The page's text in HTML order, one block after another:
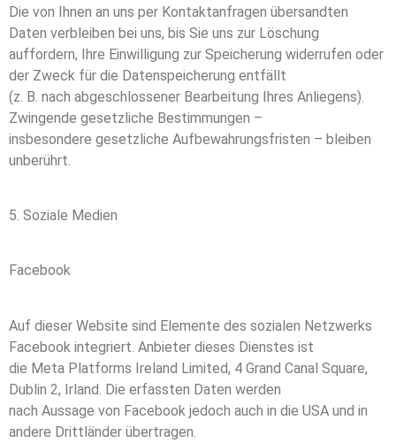
Die von Ihnen an uns per Kontaktanfragen übersandten
Daten verbleiben bei uns, bis Sie uns zur Löschung
auffordern, Ihre Einwilligung zur Speicherung widerrufen oder
der Zweck für die Datenspeicherung entfällt
(z. B. nach abgeschlossener Bearbeitung Ihres Anliegens).
Zwingende gesetzliche Bestimmungen –
insbesondere gesetzliche Aufbewahrungsfristen – bleiben
unberührt.
5. Soziale Medien
Facebook
Auf dieser Website sind Elemente des sozialen Netzwerks
Facebook integriert. Anbieter dieses Dienstes ist
die Meta Platforms Ireland Limited, 4 Grand Canal Square,
Dublin 2, Irland. Die erfassten Daten werden
nach Aussage von Facebook jedoch auch in die USA und in
andere Drittländer übertragen.